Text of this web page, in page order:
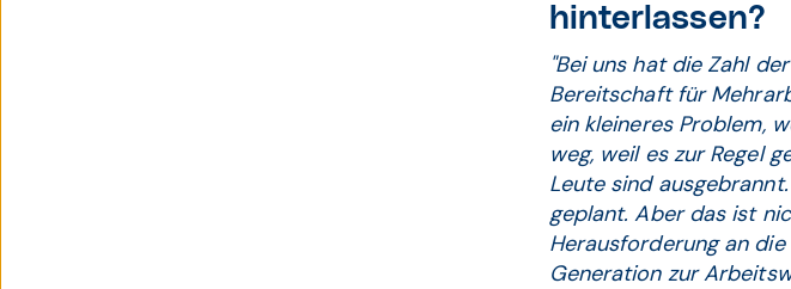
hinterlassen?
"Bei uns hat die Zahl
Bereitschaft für
ein kleineres Pro­blem,
weg, weil es zur Regel
Leute sind
geplant. Aber das ist
Herausforderung an
Generation zur